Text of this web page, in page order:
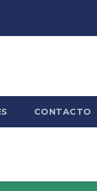
CONTACTO